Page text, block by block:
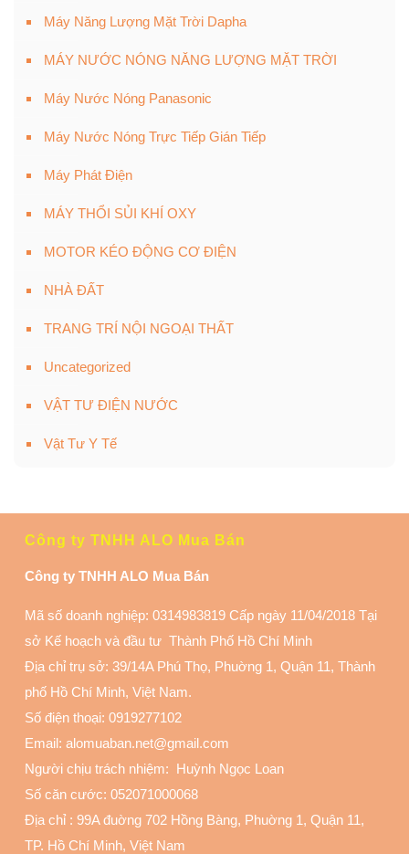
Máy Năng Lượng Mặt Trời Dapha
MÁY NƯỚC NÓNG NĂNG LƯỢNG MẶT TRỜI
Máy Nước Nóng Panasonic
Máy Nước Nóng Trực Tiếp Gián Tiếp
Máy Phát Điện
MÁY THỔI SỦI KHÍ OXY
MOTOR KÉO ĐỘNG CƠ ĐIỆN
NHÀ ĐẤT
TRANG TRÍ NỘI NGOẠI THẤT
Uncategorized
VẬT TƯ ĐIỆN NƯỚC
Vật Tư Y Tế
Công ty TNHH ALO Mua Bán
Công ty TNHH ALO Mua Bán
Mã số doanh nghiệp: 0314983819 Cấp ngày 11/04/2018 Tại
sở Kế hoạch và đầu tư Thành Phố Hồ Chí Minh
Địa chỉ trụ sở: 39/14A Phú Thọ, Phuờng 1, Quận 11, Thành
phố Hồ Chí Minh, Việt Nam.
Số điện thoại: 0919277102
Email: alomuaban.net@gmail.com
Người chịu trách nhiệm: Huỳnh Ngọc Loan
Số căn cước: 052071000068
Địa chỉ : 99A đuờng 702 Hồng Bàng, Phuờng 1, Quận 11,
TP. Hồ Chí Minh, Việt Nam